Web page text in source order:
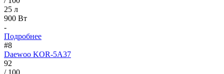
25 л
900 Вт
-
Подробнее
#8
Daewoo KOR-5A37
92
/ 100